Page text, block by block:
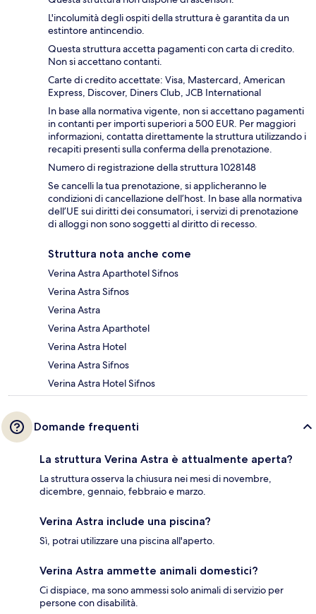
L'incolumità degli ospiti della struttura è garantita da un
estintore antincendio.
Questa struttura accetta pagamenti con carta di credito.
Non si accettano contanti.
Carte di credito accettate: Visa, Mastercard, American
Express, Discover, Diners Club, JCB International
In base alla normativa vigente, non si accettano pagamenti
in contanti per importi superiori a 500 EUR. Per maggiori
informazioni, contatta direttamente la struttura utilizzando i
recapiti presenti sulla conferma della prenotazione.
Numero di registrazione della struttura 1028148
Se cancelli la tua prenotazione, si applicheranno le
condizioni di cancellazione dell’host. In base alla normativa
dell’UE sui diritti dei consumatori, i servizi di prenotazione
di alloggi non sono soggetti al diritto di recesso.
Struttura nota anche come
Verina Astra Aparthotel Sifnos
Verina Astra Sifnos
Verina Astra
Verina Astra Aparthotel
Verina Astra Hotel
Verina Astra Sifnos
Verina Astra Hotel Sifnos
Domande frequenti
La struttura Verina Astra è attualmente aperta?
La struttura osserva la chiusura nei mesi di novembre,
dicembre, gennaio, febbraio e marzo.
Verina Astra include una piscina?
Sì, potrai utilizzare una piscina all'aperto.
Verina Astra ammette animali domestici?
Ci dispiace, ma sono ammessi solo animali di servizio per
persone con disabilità.